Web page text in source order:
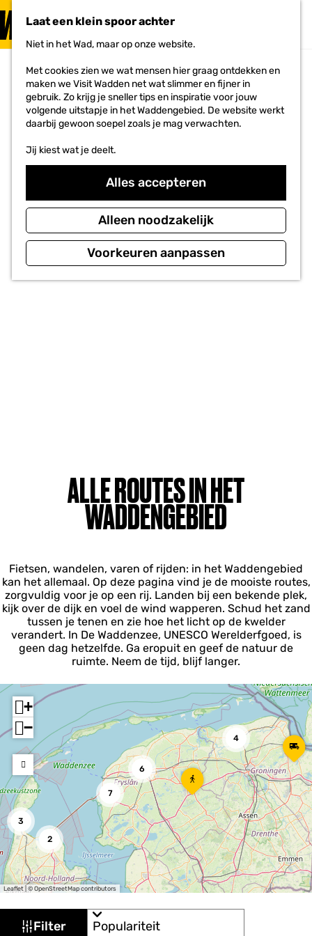
Laat een klein spoor achter
Niet in het Wad, maar op onze website.
Met cookies zien we wat mensen hier graag ontdekken en
maken we Visit Wadden net wat slimmer en fijner in
gebruik. Zo krijg je sneller tips en inspiratie voor jouw
volgende uitstapje in het Waddengebied. De website werkt
daarbij gewoon soepel zoals je mag verwachten.
Jij kiest wat je deelt.
Alles accepteren
Alleen noodzakelijk
Voorkeuren aanpassen
G
F
v
r
i
e
t
e
MENU
ALLE ROUTES IN HET
WADDENGEBIED
Fietsen, wandelen, varen of rijden: in het Waddengebied
kan het allemaal. Op deze pagina vind je de mooiste routes,
zorgvuldig voor je op een rij. Landen bij een bekende plek,
kijk over de dijk en voel de wind wapperen. Schud het zand
tussen je tenen en zie hoe het licht op de kwelder
verandert. In De Waddenzee, UNESCO Werelderfgoed, is
geen dag hetzelfde. Ga eropuit en geef de natuur de
ruimte. Neem de tijd, blijf langer.
V
a
n
u
i
t
H
a
r
k
m
2
3
4
7
6
A
u
t
o
r
o
u
t
e
D
e
l
f
+
−
Leaflet © OpenStreetMap contributors
W Filter